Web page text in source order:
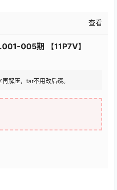
查看
005期 【11P7V】
解压，tar不用改后缀。